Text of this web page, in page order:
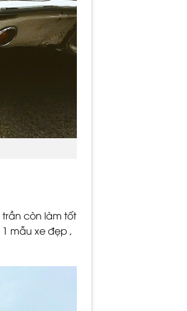
còn làm tốt
mẫu xe đẹp ,